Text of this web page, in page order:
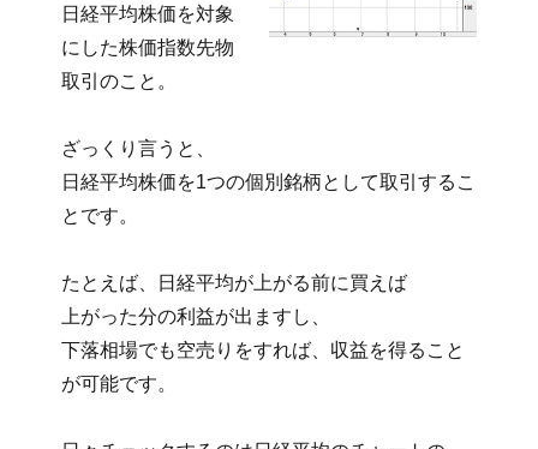
日経平均株価を対象
にした株価指数先物
取引のこと。
ざっくり言うと、
日経平均株価を1つの個別銘柄として取引するこ
とです。
たとえば、日経平均が上がる前に買えば
上がった分の利益が出ますし、
下落相場でも空売りをすれば、収益を得ること
が可能です。